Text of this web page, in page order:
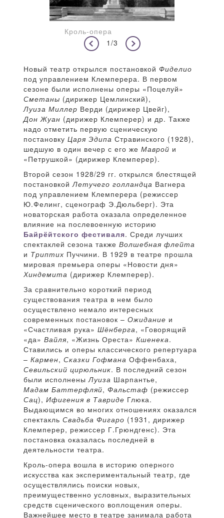
Кроль-опера
1/3
Новый театр открылся постановкой Фиделио
под управлением Клемперера. В первом
сезоне были исполнены оперы «Поцелуй»
Сметаны (дирижер Цемлинский),
Луиза Миллер Верди (дирижер Цвейг),
Дон Жуан (дирижер Клемперер) и др. Также
надо отметить первую сценическую
постановку Царя Эдипа Стравинского (1928),
шедшую в один вечер с его же Маврой и
«Петрушкой» (дирижер Клемперер).
Второй сезон 1928/29 гг. открылся блестящей
постановкойЛетучего голландца Вагнера
под управлением Клемперера (режиссер
Ю.Фелинг, сценограф Э.Дюльберг). Эта
новаторская работа оказала определенное
влияние на послевоенную историю
Байрёйтского фестиваля. Среди лучших
спектаклей сезона также Волшебная флейта
и Триптих Пуччини. В 1929 в театре прошла
мировая премьера оперы «Новости дня»
Хиндемита (дирижер Клемперер).
За сравнительно короткий период
существования театра в нем было
осуществлено немало интересных
современных постановок – Ожидание и
«Счастливая рука» Шёнберга, «Говорящий
«да» Вайля, «Жизнь Ореста» Кшенека.
Ставились и оперы классического репертуара
– Кармен, Сказки Гофмана Оффенбаха,
Севильский цирюльник. В последний сезон
были исполненыЛуиза Шарпантье,
Мадам Баттерфляй, Фальстаф (режиссер
Сац), Ифигения в Тавриде Глюка.
Выдающимся во многих отношениях оказался
спектакль Свадьба Фигаро (1931, дирижер
Клемперер, режиссер Г.Грюндгенс). Эта
постановка оказалась последней в
деятельности театра.
Кроль-опера вошла в историю оперного
искусства как экспериментальный театр, где
осуществлялись поиски новых,
преимущественно условных, выразительных
средств сценического воплощения оперы.
Важнейшее место в театре занимала работа